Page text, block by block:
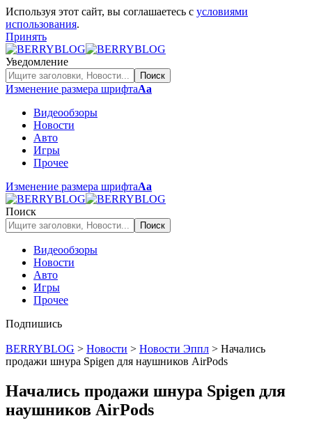
Используя этот сайт, вы соглашаетесь с условиями
использования.
Принять
Уведомление
Изменение размера шрифтаАа
Видеообзоры
Новости
Авто
Игры
Прочее
Изменение размера шрифтаАа
Поиск
Видеообзоры
Новости
Авто
Игры
Прочее
Подпишись
BERRYBLOG > Новости > Новости Эппл > Начались
продажи шнура Spigen для наушников AirPods
Начались продажи шнура Spigen для
наушников AirPods